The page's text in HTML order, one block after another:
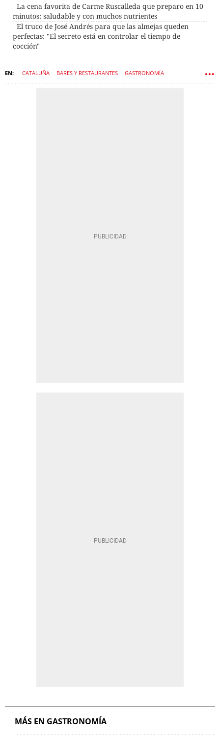
La cena favorita de Carme Ruscalleda que preparo en 10
minutos: saludable y con muchos nutrientes
El truco de José Andrés para que las almejas queden
perfectas: "El secreto está en controlar el tiempo de
cocción"
CATALUÑA BARES Y RESTAURANTES GASTRONOMÍA
MÁS EN GASTRONOMÍA